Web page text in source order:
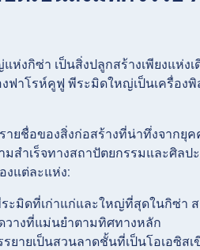
งกิซ่า เป็นสิ่งปลูกสร้างเพียงแห่
ฟาโรห์คูฟู พีระมิดใหญ่เป็นเครื่อ
ายชื่อของสิ่งก่อสร้างที่น่าทึ่งจากยุ
มสำเร็จทางสถาปัตยกรรมและศิล
งแต่ละแห่ง:
ระมิดที่เก่าแก่และใหญ่ที่สุดในกิซ่า
างที่แม่นยำตามทิศทางหลัก
รยายเป็นสวนลาดชั้นที่เป็นโอเอซิส